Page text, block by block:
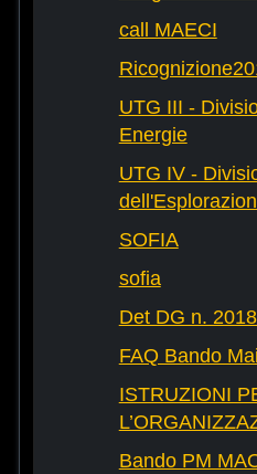
call MAECI
UTG III -
Energie
UTG IV -
SOFIA
sofia
Det DG n.
FAQ Bando
ISTRUZIONI
Bando PM